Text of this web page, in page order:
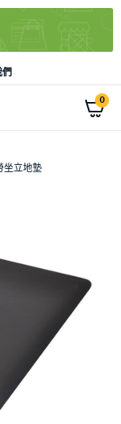
們
0
坐立地墊